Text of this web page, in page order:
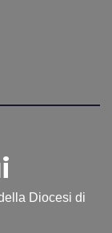
Diocesi di